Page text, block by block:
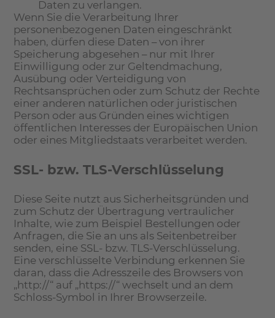
Daten zu verlangen.
Wenn Sie die Verarbeitung Ihrer
personenbezogenen Daten eingeschränkt
haben, dürfen diese Daten – von ihrer
Speicherung abgesehen – nur mit Ihrer
Einwilligung oder zur Geltendmachung,
Ausübung oder Verteidigung von
Rechtsansprüchen oder zum Schutz der Rechte
einer anderen natürlichen oder juristischen
Person oder aus Gründen eines wichtigen
öffentlichen Interesses der Europäischen Union
oder eines Mitgliedstaats verarbeitet werden.
SSL- bzw. TLS-Verschlüsselung
Diese Seite nutzt aus Sicherheitsgründen und
zum Schutz der Übertragung vertraulicher
Inhalte, wie zum Beispiel Bestellungen oder
Anfragen, die Sie an uns als Seitenbetreiber
senden, eine SSL- bzw. TLS-Verschlüsselung.
Eine verschlüsselte Verbindung erkennen Sie
daran, dass die Adresszeile des Browsers von
„http://“ auf „https://“ wechselt und an dem
Schloss-Symbol in Ihrer Browserzeile.